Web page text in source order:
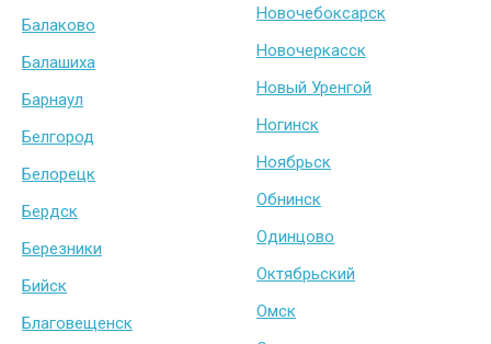
Балаково
Балашиха
Барнаул
Белгород
Белорецк
Бердск
Березники
Бийск
Благовещенск
Новочебоксарск
Новочеркасск
Новый Уренгой
Ногинск
Ноябрьск
Обнинск
Одинцово
Октябрьский
Омск